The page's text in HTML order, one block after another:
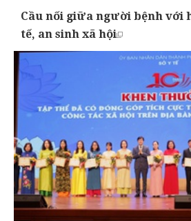
Cầu nối giữa người bệnh với
tế, an sinh xã hội